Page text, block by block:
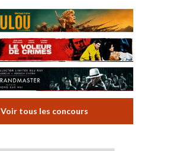
Voir tous les concours